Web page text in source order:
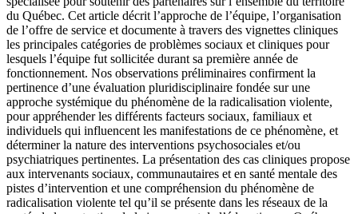
du Québec. Cet article décrit l’approche de l’équipe, l’organisation
de l’offre de service et documente à travers des vignettes cliniques
les principales catégories de problèmes sociaux et cliniques pour
lesquels l’équipe fut sollicitée durant sa première année de
fonctionnement. Nos observations préliminaires confirment la
pertinence d’une évaluation pluridisciplinaire fondée sur une
approche systémique du phénomène de la radicalisation violente,
pour appréhender les différents facteurs sociaux, familiaux et
individuels qui influencent les manifestations de ce phénomène, et
déterminer la nature des interventions psychosociales et/ou
psychiatriques pertinentes. La présentation des cas cliniques propose
aux intervenants sociaux, communautaires et en santé mentale des
pistes d’intervention et une compréhension du phénomène de
radicalisation violente tel qu’il se présente dans les réseaux de la